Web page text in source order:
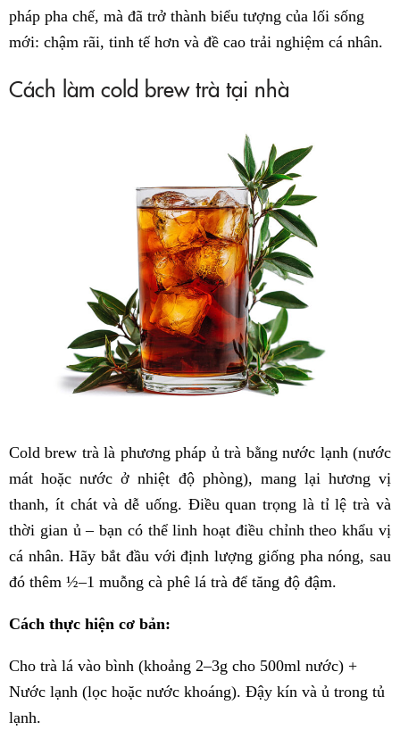
pháp pha chế, mà đã trở thành biểu tượng của lối sống
mới: chậm rãi, tinh tế hơn và đề cao trải nghiệm cá nhân.
Cách làm cold brew trà tại nhà
Cold brew trà là phương pháp ủ trà bằng nước lạnh (nước
mát hoặc nước ở nhiệt độ phòng), mang lại hương vị
thanh, ít chát và dễ uống. Điều quan trọng là tỉ lệ trà và
thời gian ủ – bạn có thể linh hoạt điều chỉnh theo khẩu vị
cá nhân. Hãy bắt đầu với định lượng giống pha nóng, sau
đó thêm ½–1 muỗng cà phê lá trà để tăng độ đậm.
Cách thực hiện cơ bản:
Cho trà lá vào bình (khoảng 2–3g cho 500ml nước) +
Nước lạnh (lọc hoặc nước khoáng). Đậy kín và ủ trong tủ
lạnh.